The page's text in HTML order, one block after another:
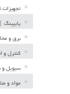
تجهیزات
پایپینگ
برق و
کنترل و
سیویل و
مواد و